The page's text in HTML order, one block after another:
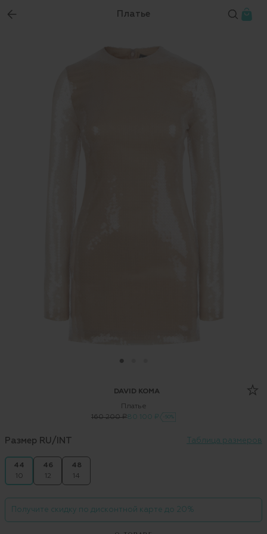
Платье
DAVID KOMA
Платье
160 200 ₽80 100 ₽ -50%
Размер RU/INT Таблица размеров
44
10
46
12
48
14
Получите скидку по дисконтной карте до 20%